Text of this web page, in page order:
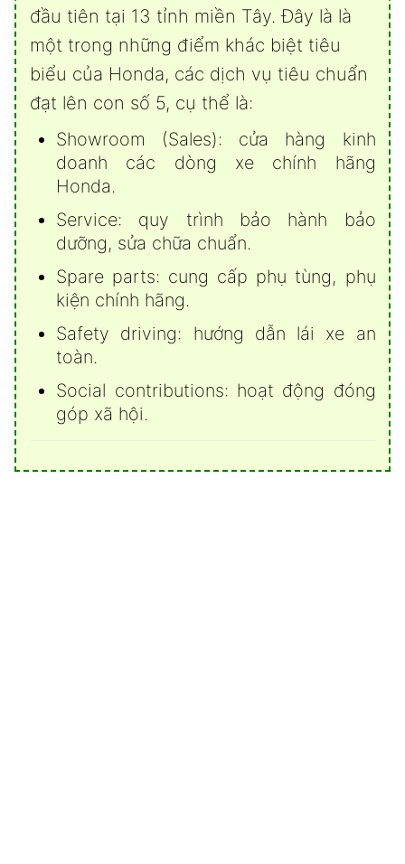
đầu tiên tại 13 tỉnh miền Tây. Đây là là
một trong những điểm khác biệt tiêu
biểu của Honda, các dịch vụ tiêu chuẩn
đạt lên con số 5, cụ thể là:
Showroom (Sales): cửa hàng kinh
doanh các dòng xe chính hãng
Honda.
Service: quy trình bảo hành bảo
dưỡng, sửa chữa chuẩn.
Spare parts: cung cấp phụ tùng, phụ
kiện chính hãng.
Safety driving: hướng dẫn lái xe an
toàn.
Social contributions: hoạt động đóng
góp xã hội.